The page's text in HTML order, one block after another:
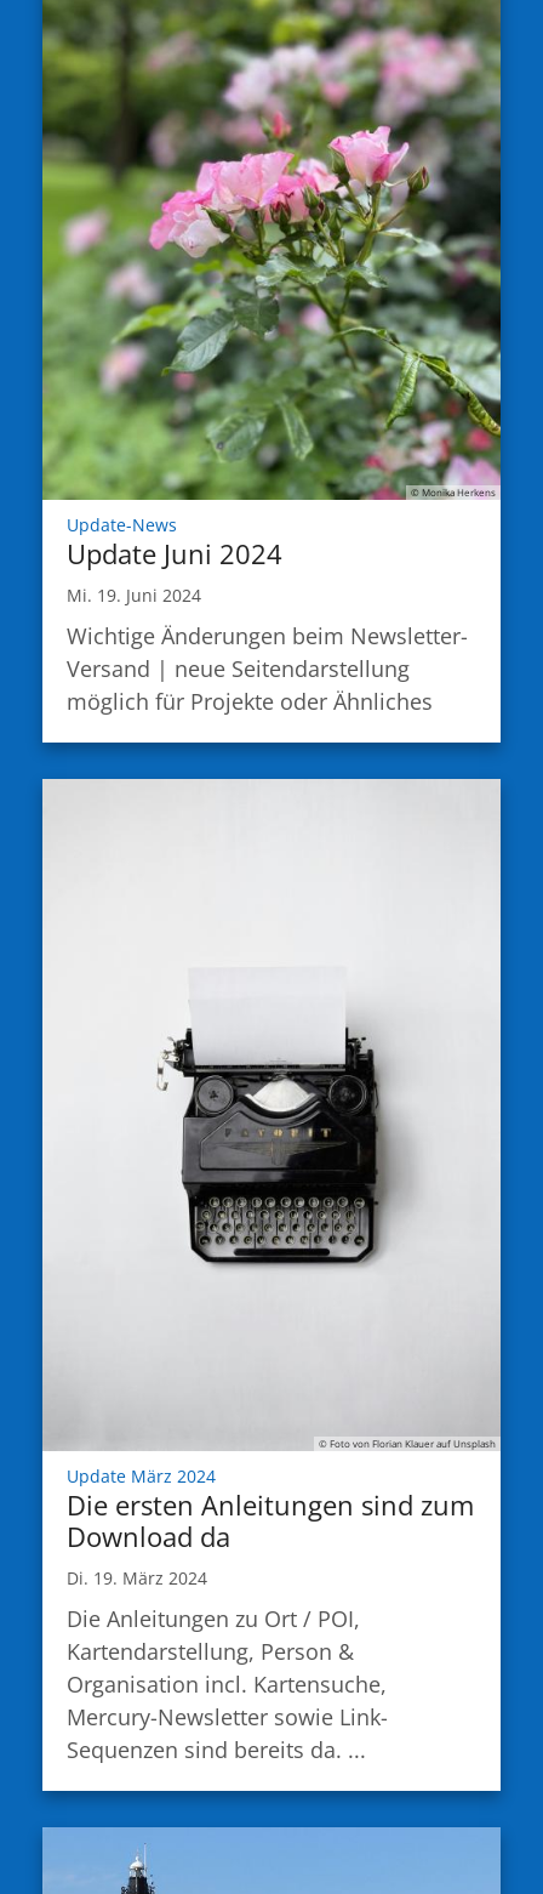
© Monika Herkens
Update-News
Update Juni 2024
Mi. 19. Juni 2024
Wichtige Änderungen beim Newsletter-
Versand | neue Seitendarstellung
möglich für Projekte oder Ähnliches
© Foto von Florian Klauer auf Unsplash
Update März 2024:
Die ersten Anleitungen sind zum
Download da
Di. 19. März 2024
Die Anleitungen zu Ort / POI,
Kartendarstellung, Person &
Organisation incl. Kartensuche,
Mercury-Newsletter sowie Link-
Sequenzen sind bereits da. ...